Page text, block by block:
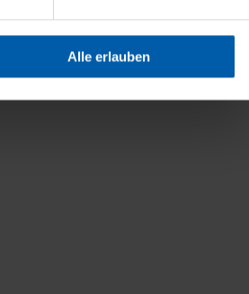
Einkaufserlebnis
selbst festlegen, die Sie erlauben
Alle erlauben